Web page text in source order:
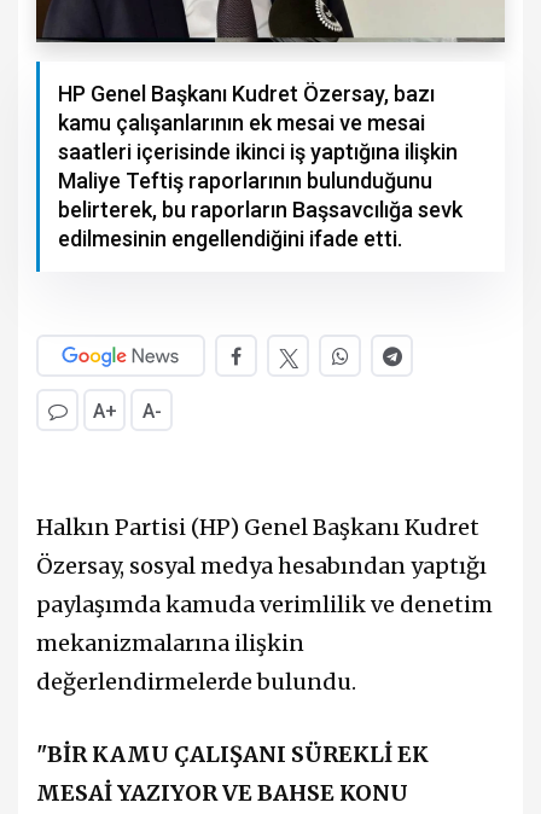
HP Genel Başkanı Kudret Özersay, bazı
kamu çalışanlarının ek mesai ve mesai
saatleri içerisinde ikinci iş yaptığına ilişkin
Maliye Teftiş raporlarının bulunduğunu
belirterek, bu raporların Başsavcılığa sevk
edilmesinin engellendiğini ifade etti.
A+ A-
Halkın Partisi (HP) Genel BaşkanıKudret
Özersay, sosyal medya hesabından yaptığı
paylaşımda kamuda verimlilik ve denetim
mekanizmalarına ilişkin
değerlendirmelerde bulundu.
"BİR KAMU ÇALIŞANI SÜREKLİ EK
MESAİ YAZIYOR VE BAHSE KONU